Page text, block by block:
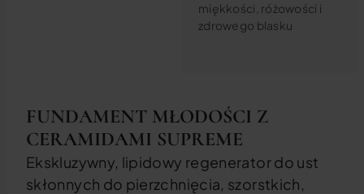
miękkości, różowości i
zdrowego blasku
FUNDAMENT MŁODOŚCI Z
CERAMIDAMI SUPREME
Ekskluzywny, lipidowy regenerator do ust
skłonnych do pierzchnięcia, szorstkich,